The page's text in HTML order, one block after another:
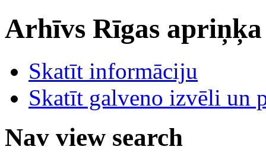
Arhīvs Rīgas
Skatīt informāciju
Skatīt galveno izvēli un
Nav view search